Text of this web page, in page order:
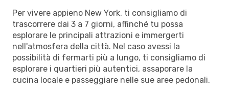
Per vivere appieno New York, ti consigliamo di
trascorrere dai 3 a 7 giorni, affinché tu possa
esplorare le principali attrazioni e immergerti
nell'atmosfera della città. Nel caso avessi la
possibilità di fermarti più a lungo, ti consigliamo di
esplorare i quartieri più autentici, assaporare la
cucina locale e passeggiare nelle sue aree pedonali.